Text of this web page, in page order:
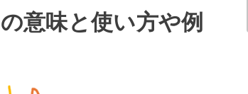
意味と使い方や例